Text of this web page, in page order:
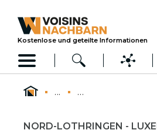
Kostenlose und geteilte Informationen
... ...
NORD-LOTHRINGEN -